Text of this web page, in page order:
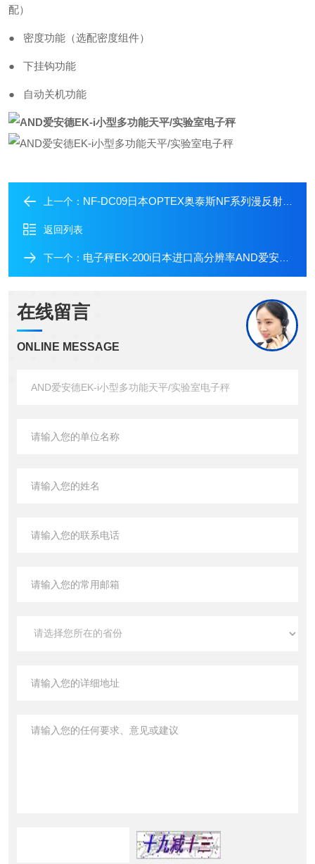
配）
● 密度功能（选配密度组件）
● 下挂钩功能
● 自动关机功能
上一个： NF-DC09日本OPTEX奥泰斯NF系列漫反射式光纤放大器
返回列表
下一个： 电子秤EK-200i日本进口高分辨率AND爱安德小型多功能天平
在线留言
ONLINE MESSAGE